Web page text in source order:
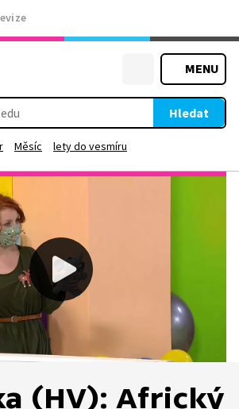
MENU
Hledat
Měsíc lety do vesmíru
(HV): Africký